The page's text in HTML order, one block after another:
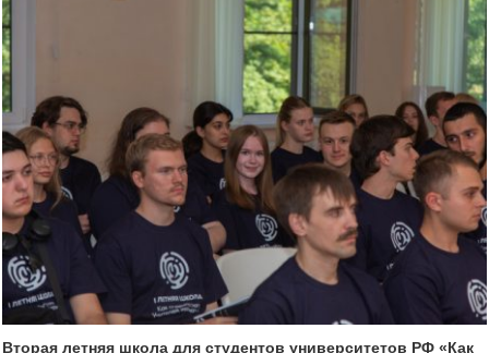
Вторая летняя школа для студентов университетов РФ «Как